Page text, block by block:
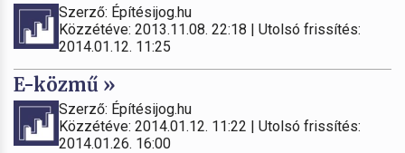
Szerző: Építésijog.hu
Közzétéve: 2013.11.08. 22:18 | Utolsó frissítés:
2014.01.12. 11:25
E-közmű »
Szerző: Építésijog.hu
Közzétéve: 2014.01.12. 11:22 | Utolsó frissítés:
2014.01.26. 16:00